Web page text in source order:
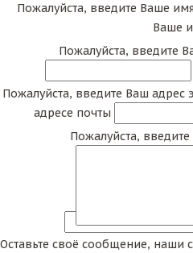
Пожалуйста, введите Ваше имя
Ваше
Пожалуйста, введите
Пожалуйста, введите Ваш адрес
адресе почты
Пожалуйста,
Оставьте своё сообщение, наши